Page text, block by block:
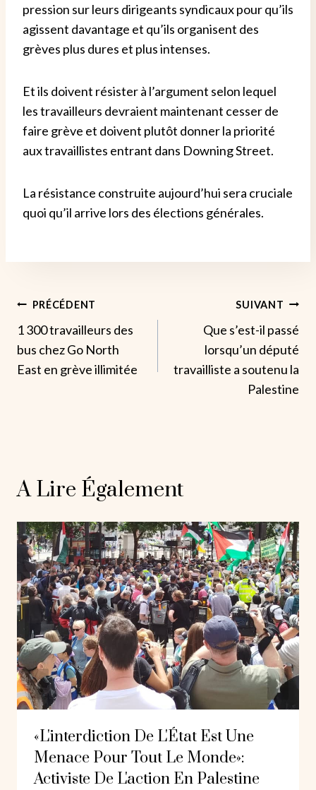
pression sur leurs dirigeants syndicaux pour qu’ils
agissent davantage et qu’ils organisent des
grèves plus dures et plus intenses.
Et ils doivent résister à l’argument selon lequel
les travailleurs devraient maintenant cesser de
faire grève et doivent plutôt donner la priorité
aux travaillistes entrant dans Downing Street.
La résistance construite aujourd’hui sera cruciale
quoi qu’il arrive lors des élections générales.
Navigation
De
L’article
PRÉCÉDENT
1 300 travailleurs des
bus chez Go North
East en grève illimitée
SUIVANT
Que s’est-il passé
lorsqu’un député
travailliste a soutenu la
Palestine
A Lire Également
«L'interdiction De L'État Est Une
Menace Pour Tout Le Monde»:
Activiste De L'action En Palestine